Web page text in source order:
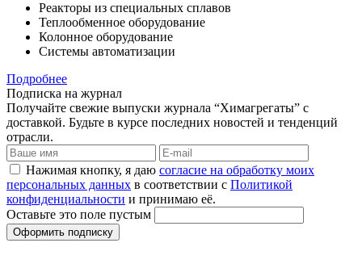
Реакторы из специальных сплавов
Теплообменное оборудование
Колонное оборудование
Системы автоматизации
Подробнее
Подписка на журнал
Получайте свежие выпуски журнала “Химагрегаты” с
доставкой. Будьте в курсе последних новостей и тенденций
отрасли.
Нажимая кнопку, я даю согласие на обработку моих
персональных данных в соответствии с Политикой
конфиденциальности и принимаю её.
Оставьте это поле пустым
Оформить подписку